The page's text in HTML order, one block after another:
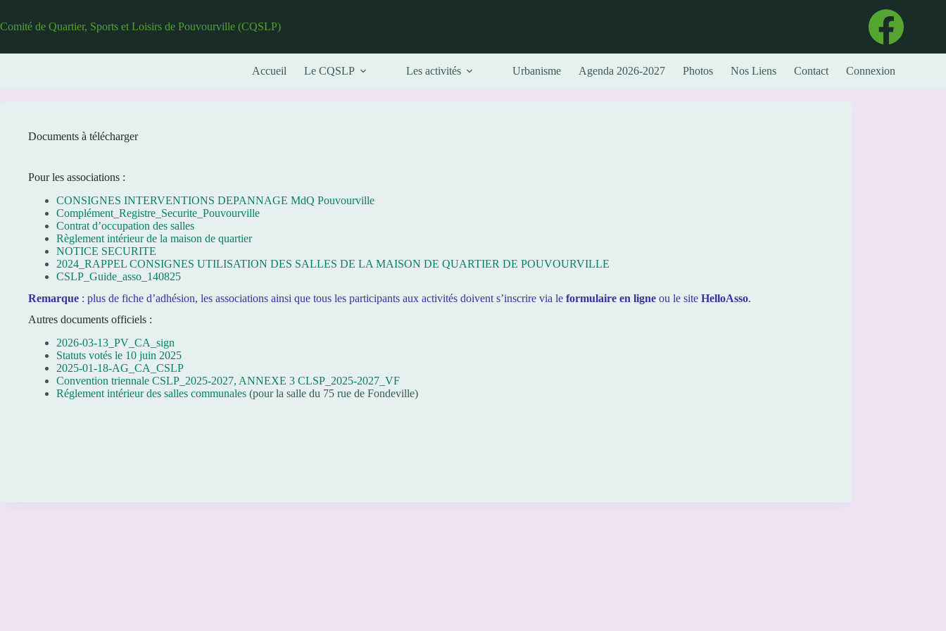
contenu
Comité de Quartier, Sports et Loisirs de Pouvourville (CQSLP)
Accueil Le CQSLP Les activités Urbanisme Agenda 2026-2027 Photos Nos Liens Contact Connexion
Documents à télécharger
Pour les associations :
CONSIGNES INTERVENTIONS DEPANNAGE MdQ Pouvourville
Complément_Registre_Securite_Pouvourville
Contrat d’occupation des salles
Règlement intérieur de la maison de quartier
NOTICE SECURITE
2024_RAPPEL CONSIGNES UTILISATION DES SALLES DE LA MAISON DE QUARTIER DE POUVOURVILLE
CSLP_Guide_asso_140825
Remarque : plus de fiche d’adhésion, les associations ainsi que tous les participants aux activités doivent s’inscrire via le formulaire en ligne ou le site HelloAsso.
Autres documents officiels :
2026-03-13_PV_CA_sign
Statuts votés le 10 juin 2025
2025-01-18-AG_CA_CSLP
Convention triennale CSLP_2025-2027, ANNEXE 3 CLSP_2025-2027_VF
Réglement intérieur des salles communales (pour la salle du 75 rue de Fondeville)